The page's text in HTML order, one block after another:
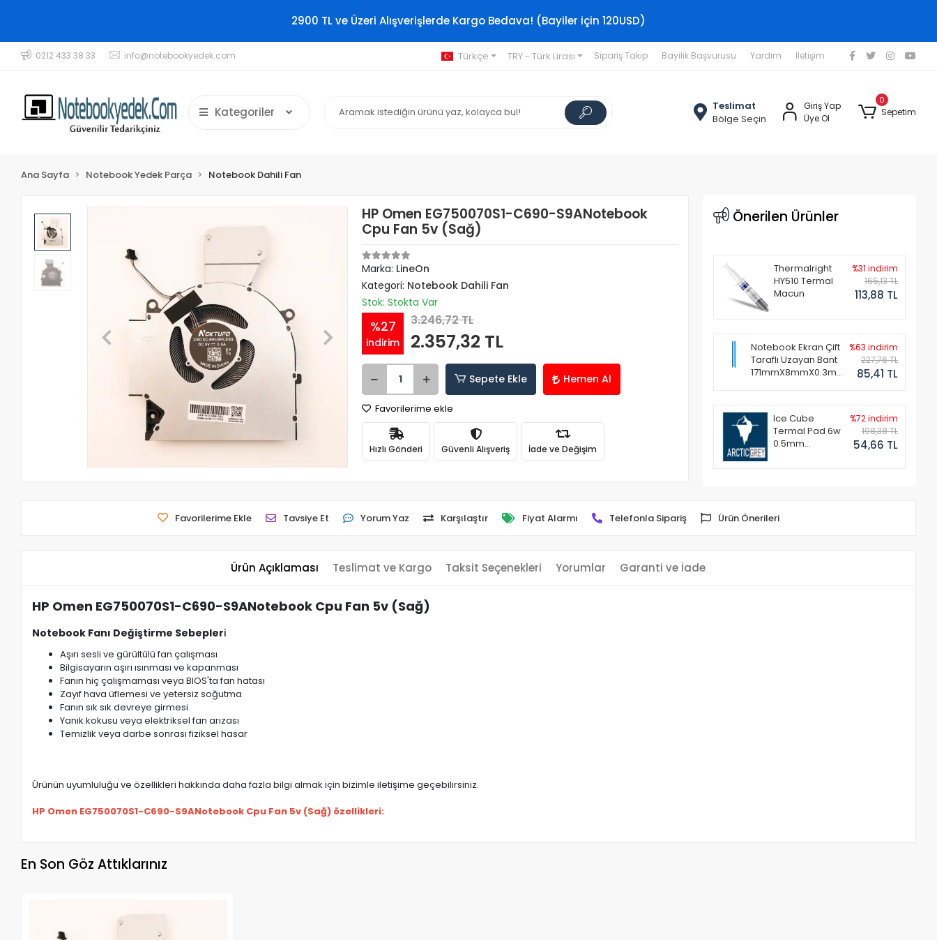
2900 TL ve Üzeri Alışverişlerde Kargo Bedava! (Bayiler için 120USD)
0212 433 38 33 info@notebookyedek.com Türkçe TRY - Türk Lirası Sipariş Takip Bayilik Başvurusu Yardım İletişim
Kategoriler
Teslimat
Bölge Seçin
Giriş Yap
Üye Ol
0
Sepetim
Ana Sayfa Notebook Yedek Parça Notebook Dahili Fan
HP Omen EG750070S1-C690-S9ANotebook
Cpu Fan 5v (Sağ)
Marka: LineOn
Kategori: Notebook Dahili Fan
Stok: Stokta Var
%27
indirim
3.246,72 TL
2.357,32 TL
Sepete Ekle Hemen Al
Favorilerime ekle
Hızlı Gönderi Güvenli Alışveriş İade ve Değişim
Önerilen Ürünler
Thermalright
HY510 Termal
Macun
%31 indirim
165,13 TL
113,88 TL
Notebook Ekran Çift
Taraflı Uzayan Bant
171mmX8mmX0.3mm
%63 indirim
227,76 TL
85,41 TL
Ice Cube
Termal Pad 6w
0.5mm
%72 indirim
198,38 TL
54,66 TL
Favorilerime Ekle Tavsiye Et Yorum Yaz Karşılaştır Fiyat Alarmı Telefonla Sipariş Ürün Önerileri
Ürün Açıklaması Teslimat ve Kargo Taksit Seçenekleri Yorumlar Garanti ve İade
HP Omen EG750070S1-C690-S9ANotebook Cpu Fan 5v (Sağ)
Notebook Fanı Değiştirme Sebepleri
Aşırı sesli ve gürültülü fan çalışması
Bilgisayarın aşırı ısınması ve kapanması
Fanın hiç çalışmaması veya BIOS'ta fan hatası
Zayıf hava üflemesi ve yetersiz soğutma
Fanın sık sık devreye girmesi
Yanık kokusu veya elektriksel fan arızası
Temizlik veya darbe sonrası fiziksel hasar
Ürünün uyumluluğu ve özellikleri hakkında daha fazla bilgi almak için bizimle iletişime geçebilirsiniz.
HP Omen EG750070S1-C690-S9ANotebook Cpu Fan 5v (Sağ) özellikleri:
En Son Göz Attıklarınız